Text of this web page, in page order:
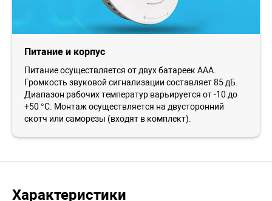
Питание и корпус
Питание осуществляется от двух батареек ААА.
Громкость звуковой сигнализации составляет 85 дБ.
Диапазон рабочих температур варьируется от -10 до
+50 °С. Монтаж осуществляется на двусторонний
скотч или саморезы (входят в комплект).
Характеристики